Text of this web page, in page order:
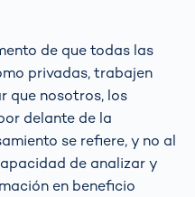
de que todas las
privadas, trabajen
que nosotros, los
delante de la
se refiere, y no al
de analizar y
en beneficio